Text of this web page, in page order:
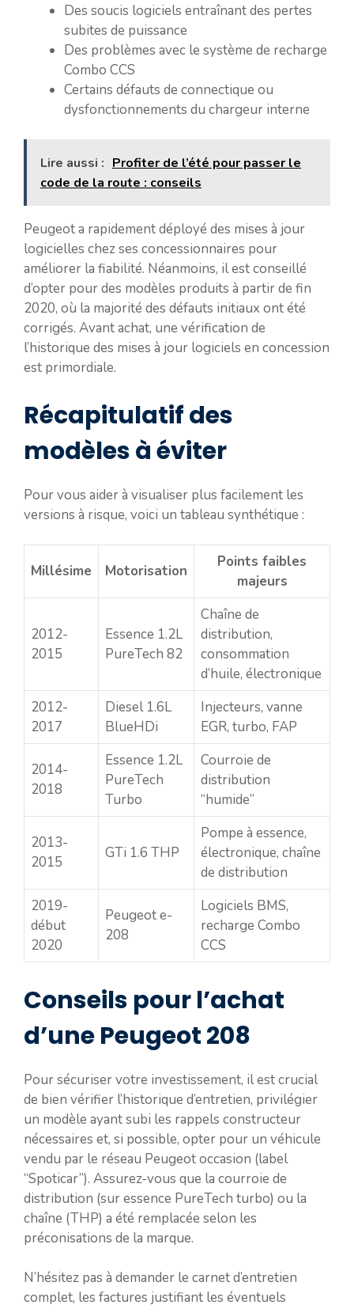
Des soucis logiciels entraînant des pertes
subites de puissance
Des problèmes avec le système de recharge
Combo CCS
Certains défauts de connectique ou
dysfonctionnements du chargeur interne
Lire aussi : Profiter de l’été pour passer le
code de la route : conseils
Peugeot a rapidement déployé des mises à jour
logicielles chez ses concessionnaires pour
améliorer la fiabilité. Néanmoins, il est conseillé
d’opter pour des modèles produits à partir de fin
2020, où la majorité des défauts initiaux ont été
corrigés. Avant achat, une vérification de
l’historique des mises à jour logiciels en concession
est primordiale.
Récapitulatif des
modèles à éviter
Pour vous aider à visualiser plus facilement les
versions à risque, voici un tableau synthétique :
Millésime Motorisation
Points faibles
majeurs
2012-
2015
Essence 1.2L
PureTech 82
Chaîne de
distribution,
consommation
d’huile, électronique
2012-
2017
Diesel 1.6L
BlueHDi
Injecteurs, vanne
EGR, turbo, FAP
2014-
2018
Essence 1.2L
PureTech
Turbo
Courroie de
distribution
“humide”
2013-
2015
GTi 1.6 THP
Pompe à essence,
électronique, chaîne
de distribution
2019-
début
2020
Peugeot e-
208
Logiciels BMS,
recharge Combo
CCS
Conseils pour l’achat
d’une Peugeot 208
Pour sécuriser votre investissement, il est crucial
de bien vérifier l’historique d’entretien, privilégier
un modèle ayant subi les rappels constructeur
nécessaires et, si possible, opter pour un véhicule
vendu par le réseau Peugeot occasion (label
“Spoticar”). Assurez-vous que la courroie de
distribution (sur essence PureTech turbo) ou la
chaîne (THP) a été remplacée selon les
préconisations de la marque.
N’hésitez pas à demander le carnet d’entretien
complet, les factures justifiant les éventuels